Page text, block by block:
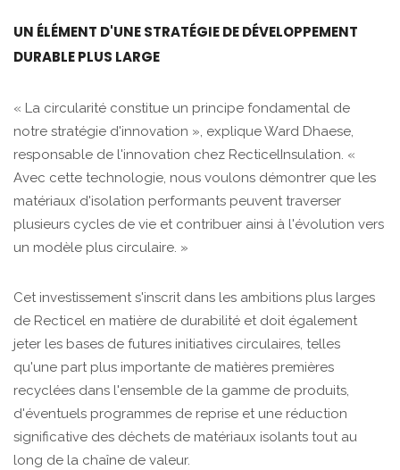
UN ÉLÉMENT D'UNE STRATÉGIE DE DÉVELOPPEMENT
DURABLE PLUS LARGE
« La circularité constitue un principe fondamental de
notre stratégie d'innovation », explique Ward Dhaese,
responsable de l'innovation chez RecticelInsulation. «
Avec cette technologie, nous voulons démontrer que les
matériaux d'isolation performants peuvent traverser
plusieurs cycles de vie et contribuer ainsi à l'évolution vers
un modèle plus circulaire. »
Cet investissement s'inscrit dans les ambitions plus larges
de Recticel en matière de durabilité et doit également
jeter les bases de futures initiatives circulaires, telles
qu'une part plus importante de matières premières
recyclées dans l'ensemble de la gamme de produits,
d'éventuels programmes de reprise et une réduction
significative des déchets de matériaux isolants tout au
long de la chaîne de valeur.